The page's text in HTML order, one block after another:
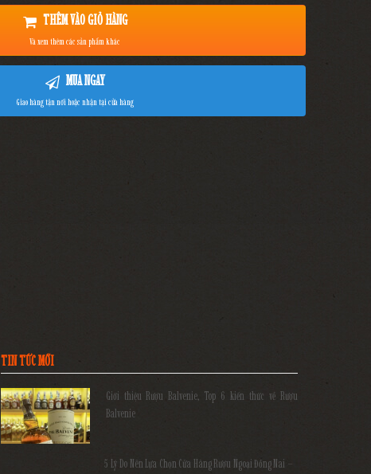
THÊM VÀO GIỎ HÀNG
Và xem thêm các sản phẩm khác
MUA NGAY
Giao hàng tận nơi hoặc nhận tại cửa hàng
TIN TỨC MỚI
Giới thiệu Rượu Balvenie, Top 6 kiến thức về Rượu
Balvenie
5 Lý Do Nên Lựa Chọn Cửa Hàng Rượu Ngoại Đồng Nai –